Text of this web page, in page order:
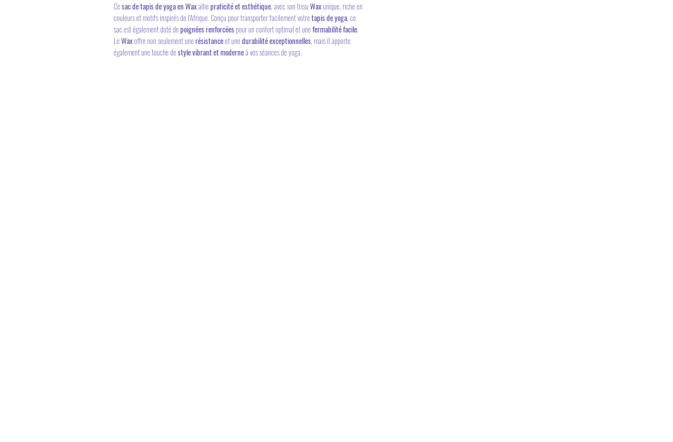
Cesac de tapis de yoga en Waxalliepraticité et esthétique, avec son tissuWaxunique, riche en
couleurs et motifs inspirés de l'Afrique. Conçu pour transporter facilement votretapis de yoga, ce
sac est également doté depoignées renforcéespour un confort optimal et unefermabilité facile.
LeWaxoffre non seulement unerésistanceet unedurabilité exceptionnelles, mais il apporte
également une touche destyle vibrant et moderneà vos séances de yoga.